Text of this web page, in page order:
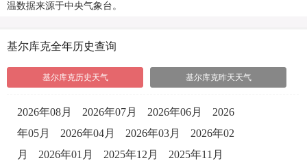
温数据来源于中央气象台。
基尔库克全年历史查询
基尔库克历史天气 基尔库克昨天天气
2026年08月 2026年07月 2026年06月
2026
年05月
2026年04月 2026年03月
2026年02
月
2026年01月 2025年12月
2025年11月